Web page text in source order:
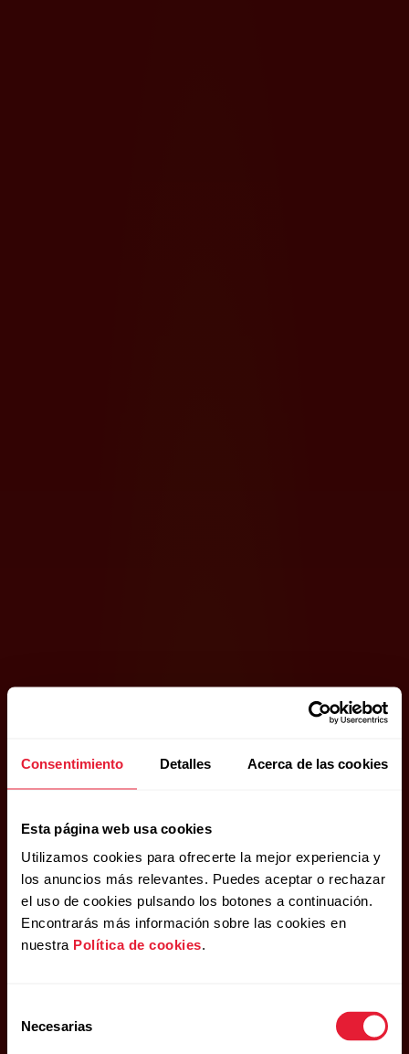
Consentimiento Detalles Acerca de las cookies
Esta página web usa cookies
Utilizamos cookies para ofrecerte la mejor experiencia y
los anuncios más relevantes. Puedes aceptar o rechazar
el uso de cookies pulsando los botones a continuación.
Encontrarás más información sobre las cookies en
nuestra Política de cookies.
Necesarias